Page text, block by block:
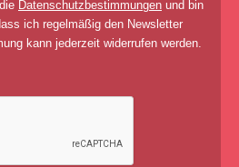
Datenschutzbestimmungen und bin
ich regelmäßig den Newsletter
kann jederzeit widerrufen werden.